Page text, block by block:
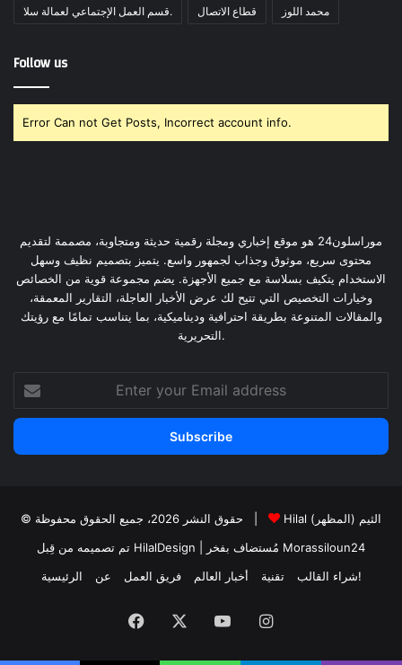
قسم العمل الإجتماعي لعمالة سلا. قطاع الاتصال محمد اللوز
Follow us
Error Can not Get Posts, Incorrect account info.
موراسلون24 هو موقع إخباري ومجلة رقمية حديثة ومتجاوبة، مصممة لتقديم
محتوى سريع، موثوق وجذاب لجمهور واسع. يتميز بتصميم نظيف وسهل
الاستخدام يتكيف بسلاسة مع جميع الأجهزة. يضم مجموعة قوية من الخصائص
وخيارات التخصيص التي تتيح لك عرض الأخبار العاجلة، التقارير المعمقة،
والمقالات المتنوعة بطريقة احترافية وديناميكية، بما يتناسب تمامًا مع رؤيتك
التحريرية.
your
Email
Hilal الثيم (المظهر)
تم تصميمه من قِبل HilalDesign
Morassiloun24
الرئيسية
عن فريق العمل أخبار العالم تقنية شراء القالب!
Facebook YouTubeInstagram